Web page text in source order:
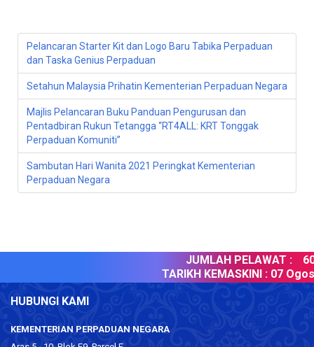
Pelancaran Starter Kit dan Logo Baru Tabika Perpaduan
dan Taska Genius Perpaduan
Setahun Malaysia Prihatin Kementerian Perpaduan Negara
Majlis Pelancaran Buku Panduan Pengurusan dan
Pentadbiran Rukun Tetangga “RT4ALL: KRT Tonggak
Perpaduan Komuniti”
Sambutan Hari Wanita 2021 Peringkat Kementerian
Perpaduan Negara
JUMLAH PELAWAT :
TARIKH KEMASKINI :07 Ogos
HUBUNGI KAMI
KEMENTERIAN PERPADUAN NEGARA